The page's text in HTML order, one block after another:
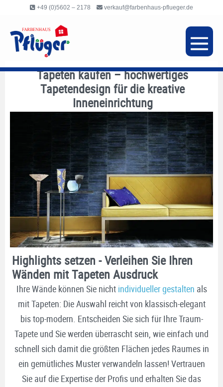
+49 (0)5602 – 2178 verkauf@farbenhaus-pflueger.de
Tapeten kaufen – hochwertiges
Tapetendesign für die kreative
Inneneinrichtung
Highlights setzen - Verleihen Sie Ihren
Wänden mit Tapeten Ausdruck
Ihre Wände können Sie nicht individueller gestalten als
mit Tapeten: Die Auswahl reicht von klassisch-elegant
bis top-modern. Entscheiden Sie sich für Ihre Traum-
Tapete und Sie werden überrascht sein, wie einfach und
schnell sich damit die größten Flächen jedes Raumes in
ein gemütliches Muster verwandeln lassen! Vertrauen
Sie auf die Expertise der Profis und erhalten Sie das